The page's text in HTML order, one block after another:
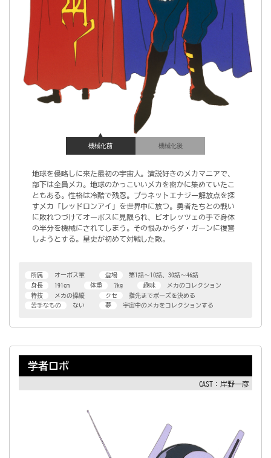
機械化前 機械化後
地球を侵略しに来た最初の宇宙人。演説好きのメカマニアで、
部下は全員メカ。地球のかっこいいメカを密かに集めていたこ
ともある。性格は冷酷で残忍。プラネットエナジー解放点を探
すメカ「レッドロンアイ」を世界中に放つ。勇者たちとの戦い
に敗れつづけてオーボスに見限られ、ビオレッツェの手で身体
の半分を機械にされてしまう。その恨みからダ・ガーンに復讐
しようとする。星史が初めて対戦した敵。
所属 オーボス軍 登場
第1話～10話、30話～46話
身長
191cm 体重 ?kg 趣味
メカのコレクション
特技
メカの操縦 クセ
指先までポーズを決める
苦手なもの
ない 夢 宇宙中のメカをコレクションする
学者ロボ
CAST：岸野一彦